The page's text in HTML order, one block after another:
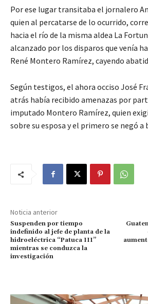
Por ese lugar transitaba el jornalero
quien al percatarse de lo ocurrido,
hacia el río de la misma aldea La
alcanzado por los disparos que venía
René Montero Ramírez, cayendo
Según testigos, el ahora occiso José
atrás había recibido amenazas por
imputado Montero Ramírez, quien
sobre su esposa y el primero se negó a
Noticia anterior
Suspenden por tiempo
indefinido al jefe de planta de la
hidroeléctrica “Patuca III”
mientras se conduzca la
investigación